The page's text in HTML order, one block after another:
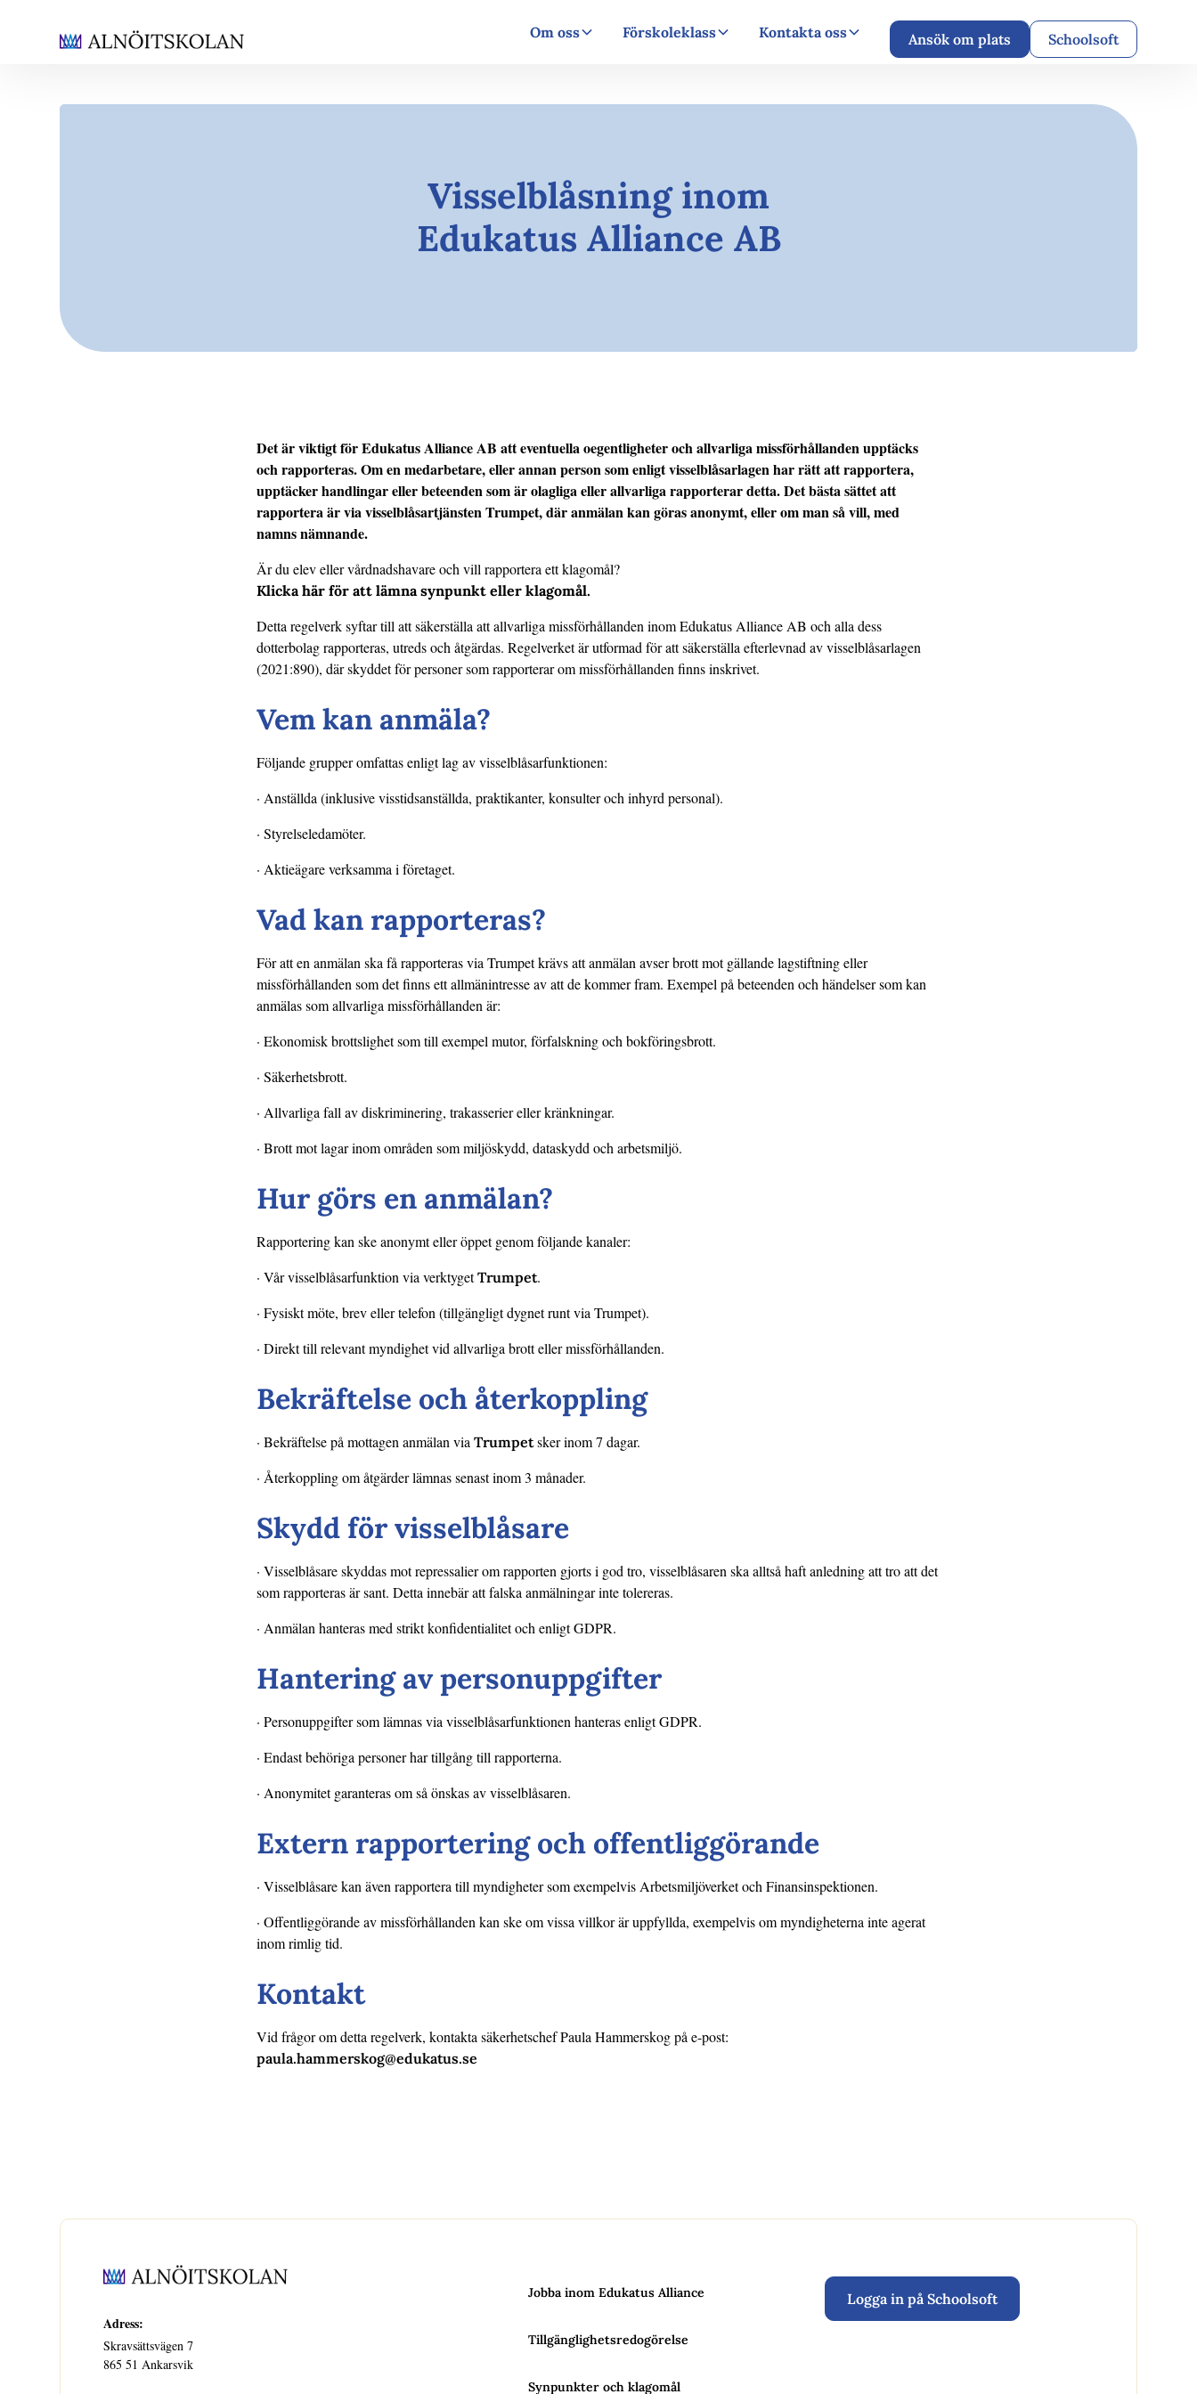
Om oss Förskoleklass Kontakta oss Ansök om plats Schoolsoft
Visselblåsning inom
Edukatus Alliance AB
Det är viktigt för Edukatus Alliance AB att eventuella oegentligheter och allvarliga missförhållanden upptäcks
och rapporteras. Om en medarbetare, eller annan person som enligt visselblåsarlagen har rätt att rapportera,
upptäcker handlingar eller beteenden som är olagliga eller allvarliga rapporterar detta. Det bästa sättet att
rapportera är via visselblåsartjänsten Trumpet, där anmälan kan göras anonymt, eller om man så vill, med
namns nämnande.
Är du elev eller vårdnadshavare och vill rapportera ett klagomål?
Klicka här för att lämna synpunkt eller klagomål.
Detta regelverk syftar till att säkerställa att allvarliga missförhållanden inom Edukatus Alliance AB och alla dess
dotterbolag rapporteras, utreds och åtgärdas. Regelverket är utformad för att säkerställa efterlevnad av visselblåsarlagen
(2021:890), där skyddet för personer som rapporterar om missförhållanden finns inskrivet.
Vem kan anmäla?
Följande grupper omfattas enligt lag av visselblåsarfunktionen:
· Anställda (inklusive visstidsanställda, praktikanter, konsulter och inhyrd personal).
· Styrelseledamöter.
· Aktieägare verksamma i företaget.
Vad kan rapporteras?
För att en anmälan ska få rapporteras via Trumpet krävs att anmälan avser brott mot gällande lagstiftning eller
missförhållanden som det finns ett allmänintresse av att de kommer fram. Exempel på beteenden och händelser som kan
anmälas som allvarliga missförhållanden är:
· Ekonomisk brottslighet som till exempel mutor, förfalskning och bokföringsbrott.
· Säkerhetsbrott.
· Allvarliga fall av diskriminering, trakasserier eller kränkningar.
· Brott mot lagar inom områden som miljöskydd, dataskydd och arbetsmiljö.
Hur görs en anmälan?
Rapportering kan ske anonymt eller öppet genom följande kanaler:
· Vår visselblåsarfunktion via verktygetTrumpet.
· Fysiskt möte, brev eller telefon (tillgängligt dygnet runt via Trumpet).
· Direkt till relevant myndighet vid allvarliga brott eller missförhållanden.
Bekräftelse och återkoppling
· Bekräftelse på mottagen anmälan via Trumpetsker inom 7 dagar.
· Återkoppling om åtgärder lämnas senast inom 3 månader.
Skydd för visselblåsare
· Visselblåsare skyddas mot repressalier om rapporten gjorts i god tro, visselblåsaren ska alltså haft anledning att tro att det
som rapporteras är sant. Detta innebär att falska anmälningar inte tolereras.
· Anmälan hanteras med strikt konfidentialitet och enligt GDPR.
Hantering av personuppgifter
· Personuppgifter som lämnas via visselblåsarfunktionen hanteras enligt GDPR.
· Endast behöriga personer har tillgång till rapporterna.
· Anonymitet garanteras om så önskas av visselblåsaren.
Extern rapportering och offentliggörande
· Visselblåsare kan även rapportera till myndigheter som exempelvis Arbetsmiljöverket och Finansinspektionen.
· Offentliggörande av missförhållanden kan ske om vissa villkor är uppfyllda, exempelvis om myndigheterna inte agerat
inom rimlig tid.
Kontakt
Vid frågor om detta regelverk, kontakta säkerhetschef Paula Hammerskog på e-post:
paula.hammerskog@edukatus.se
Adress:
Skravsättsvägen 7
865 51 Ankarsvik
Jobba inom Edukatus Alliance
Tillgänglighetsredogörelse
Synpunkter och klagomål
Logga in på Schoolsoft